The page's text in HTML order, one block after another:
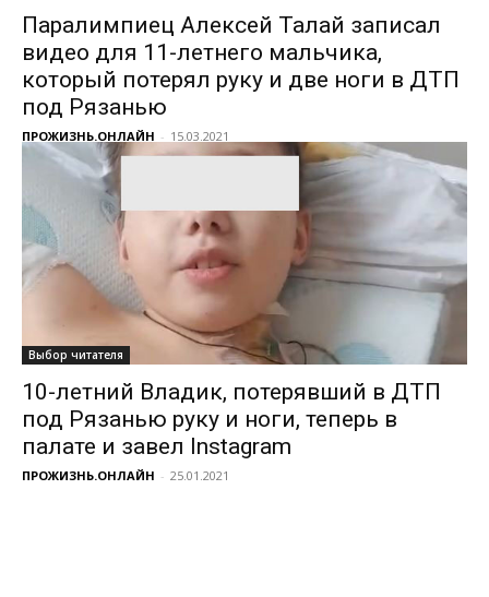
Паралимпиец Алексей Талай записал
видео для 11-летнего мальчика,
который потерял руку и две ноги в ДТП
под Рязанью
ПРОЖИЗНЬ.ОНЛАЙН - 15.03.2021
Выбор читателя
10-летний Владик, потерявший в ДТП
под Рязанью руку и ноги, теперь в
палате и завел Instagram
ПРОЖИЗНЬ.ОНЛАЙН - 25.01.2021